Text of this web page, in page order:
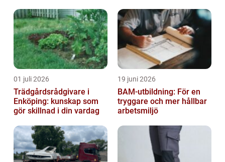
01 juli 2026
Trädgårdsrådgivare i
Enköping: kunskap som
gör skillnad i din vardag
19 juni 2026
BAM-utbildning: För en
tryggare och mer hållbar
arbetsmiljö